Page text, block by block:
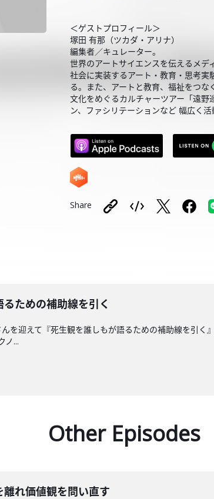
＜ゲストプロフィール＞
塚田 有那（ツカダ・アリナ）
編集者／キュレーター。
世界のアートサイエンスを伝えるメ
社会に実装するアート・教育・思考
る。また、アートと教育、福祉をつ
文化をめぐるカルチャーツアー「遠
ン、ファシリテーションなど 幅広く活
Share
ための補助線を引く
を迎えて『死生観を誰しもが語るための補助線を引
ノ...
Other Episodes
れ価値観を問い直す